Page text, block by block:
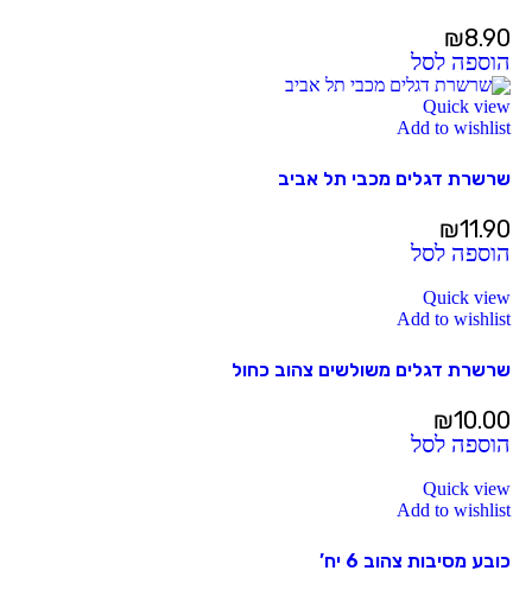
₪8.90
הוספה לסל
Quick view
Add to wishlist
שרשרת דגלים מכבי תל אביב
₪11.90
הוספה לסל
Quick view
Add to wishlist
שרשרת דגלים משולשים צהוב כחול
₪10.00
הוספה לסל
Quick view
Add to wishlist
כובע מסיבות צהוב 6 יח’